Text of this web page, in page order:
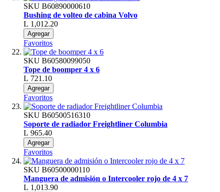
SKU B60890000610
Bushing de volteo de cabina Volvo
L 1,012.20
Agregar
Favoritos
SKU B60580099050
Tope de boomper 4 x 6
L 721.10
Agregar
Favoritos
SKU B60500516310
Soporte de radiador Freightliner Columbia
L 965.40
Agregar
Favoritos
SKU B60500000110
Manguera de admisión o Intercooler rojo de 4 x 7
L 1,013.90